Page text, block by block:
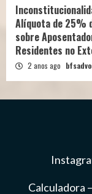
Alíquota de 25%
sobre
Residentes no
2 anos ago
Calculadora